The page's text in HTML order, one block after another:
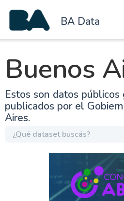
BA Data
Buenos
Estos son datos
publicados por el
Aires.